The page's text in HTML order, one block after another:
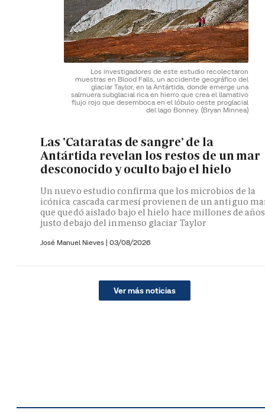
Los investigadores de este estudio recolectaron
muestras en Blood Falls, un accidente geográfico del
glaciar Taylor, en la Antártida, donde emerge una
salmuera subglacial rica en hierro que crea el llamativo
flujo rojo que desemboca en el lóbulo oeste proglacial
del lago Bonney. (Bryan Minnea)
Las 'Cataratas de sangre' de la
Antártida revelan los restos de un mar
desconocido y oculto bajo el hielo
Un nuevo estudio confirma que los microbios de la
icónica cascada carmesí provienen de un antiguo
que quedó aislado bajo el hielo hace millones de años
justo debajo del inmenso glaciar Taylor
José Manuel Nieves | 03/08/2026
Ver más noticias